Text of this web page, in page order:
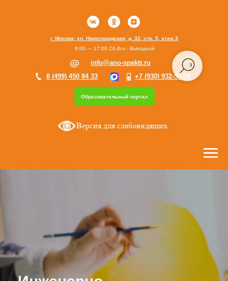
Образовательный портал
г. Москва, ул. Нижегородская, д. 32, стр. 5, этаж 3
+7 (930) 932-50-08
8 (499) 450 84 33
info@ano-spektr.ru
9:00 — 17:00 Сб,Вск - Выходной
Версия для слабовидящих